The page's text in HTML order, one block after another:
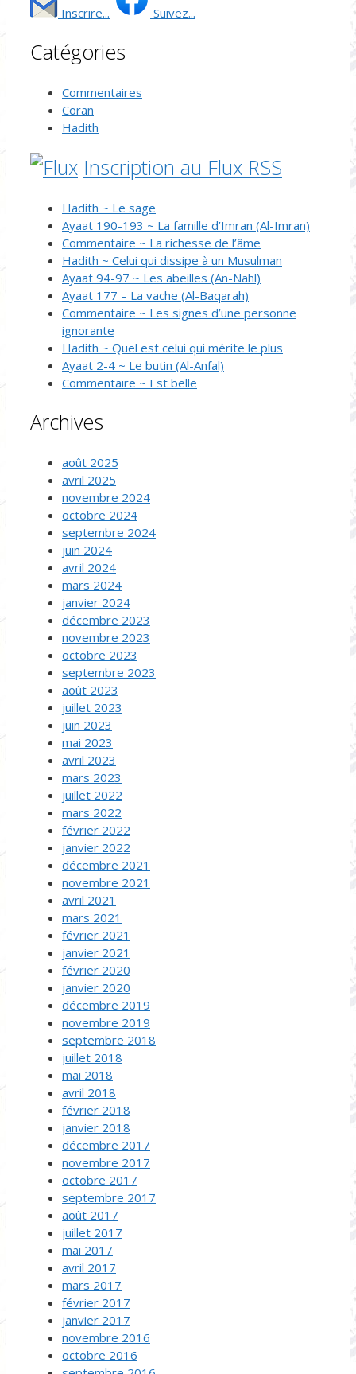
Inscrire... Suivez...
Catégories
Commentaires
Coran
Hadith
Inscription au Flux RSS
Hadith ~ Le sage
Ayaat 190-193 ~ La famille d’Imran (Al-Imran)
Commentaire ~ La richesse de l’âme
Hadith ~ Celui qui dissipe à un Musulman
Ayaat 94-97 ~ Les abeilles (An-Nahl)
Ayaat 177 – La vache (Al-Baqarah)
Commentaire ~ Les signes d’une personne
ignorante
Hadith ~ Quel est celui qui mérite le plus
Ayaat 2-4 ~ Le butin (Al-Anfal)
Commentaire ~ Est belle
Archives
août 2025
avril 2025
novembre 2024
octobre 2024
septembre 2024
juin 2024
avril 2024
mars 2024
janvier 2024
décembre 2023
novembre 2023
octobre 2023
septembre 2023
août 2023
juillet 2023
juin 2023
mai 2023
avril 2023
mars 2023
juillet 2022
mars 2022
février 2022
janvier 2022
décembre 2021
novembre 2021
avril 2021
mars 2021
février 2021
janvier 2021
février 2020
janvier 2020
décembre 2019
novembre 2019
septembre 2018
juillet 2018
mai 2018
avril 2018
février 2018
janvier 2018
décembre 2017
novembre 2017
octobre 2017
septembre 2017
août 2017
juillet 2017
mai 2017
avril 2017
mars 2017
février 2017
janvier 2017
novembre 2016
octobre 2016